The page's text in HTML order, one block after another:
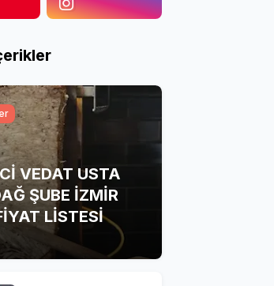
VEDAT USTA
ŞUBE İZMİR
LİSTESİ